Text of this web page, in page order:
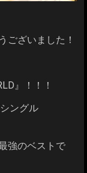
ございました！
』！！！
ングル
強のベストで